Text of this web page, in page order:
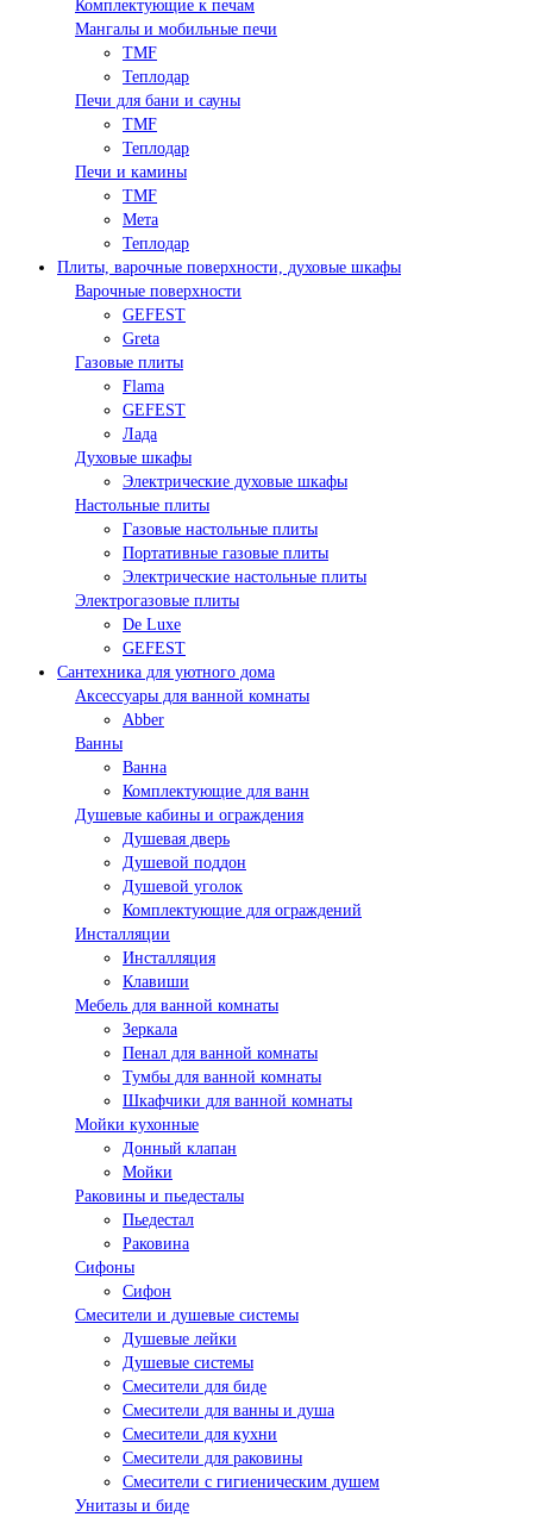
Комплектующие к печам
Мангалы и мобильные печи
TMF
Теплодар
Печи для бани и сауны
TMF
Теплодар
Печи и камины
TMF
Мета
Теплодар
Плиты, варочные поверхности, духовые шкафы
Варочные поверхности
GEFEST
Greta
Газовые плиты
Flama
GEFEST
Лада
Духовые шкафы
Электрические духовые шкафы
Настольные плиты
Газовые настольные плиты
Портативные газовые плиты
Электрические настольные плиты
Электрогазовые плиты
De Luxe
GEFEST
Сантехника для уютного дома
Аксессуары для ванной комнаты
Abber
Ванны
Ванна
Комплектующие для ванн
Душевые кабины и ограждения
Душевая дверь
Душевой поддон
Душевой уголок
Комплектующие для ограждений
Инсталляции
Инсталляция
Клавиши
Мебель для ванной комнаты
Зеркала
Пенал для ванной комнаты
Тумбы для ванной комнаты
Шкафчики для ванной комнаты
Мойки кухонные
Донный клапан
Мойки
Раковины и пьедесталы
Пьедестал
Раковина
Сифоны
Сифон
Смесители и душевые системы
Душевые лейки
Душевые системы
Смесители для биде
Смесители для ванны и душа
Смесители для кухни
Смесители для раковины
Смесители с гигиеническим душем
Унитазы и биде